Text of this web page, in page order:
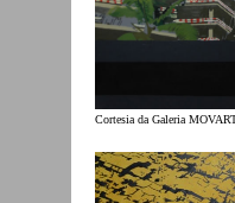
Cortesia da Galeria